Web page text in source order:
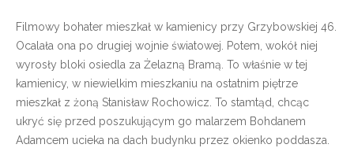
Filmowy bohater mieszkał w kamienicy przy Grzybowskiej 46.
Ocalała ona po drugiej wojnie światowej. Potem, wokół niej
wyrosły bloki osiedla za Żelazną Bramą. To właśnie w tej
kamienicy, w niewielkim mieszkaniu na ostatnim piętrze
mieszkał z żoną Stanisław Rochowicz. To stamtąd, chcąc
ukryć się przed poszukującym go malarzem Bohdanem
Adamcem ucieka na dach budynku przez okienko poddasza.